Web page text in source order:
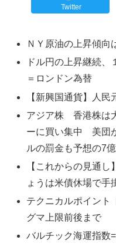
Twitter
ＮＹ原油の上昇傾向
ドル円の上昇継続、
＝ロンドン為替
【新興国通貨】人
アジア株 香港株は
ーに買い集中 美団
ルの罰金も予想の7
【これからの見通
ょうは米債休場で手
テクニカルポイン
グマ上限前後まで
バルチック海運指数